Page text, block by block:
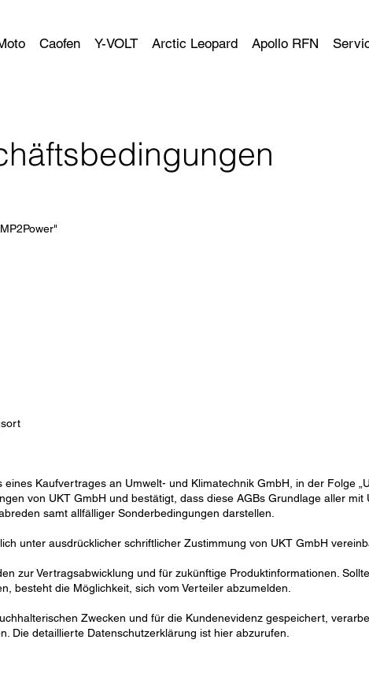
Caofen Y-VOLT Arctic Leopard Apollo RFN
Kaufvertrages an Umwelt- und Klimatechnik GmbH, in der Folge
von UKT GmbH und bestätigt, dass diese AGBs Grundlage aller mit
samt allfälliger Sonderbedingungen darstellen.
unter ausdrücklicher schriftlicher Zustimmung von UKT GmbH
zur Vertragsabwicklung und für zukünftige Produktinformationen.
besteht die Möglichkeit, sich vom Verteiler abzumelden.
Zwecken und für die Kundenevidenz gespeichert,
Die detaillierte Datenschutzerklärung ist hier abzurufen.